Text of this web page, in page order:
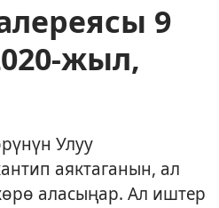
9
жыл,
Улуу
аяктаганын, ал
аласыңар. Ал иштер